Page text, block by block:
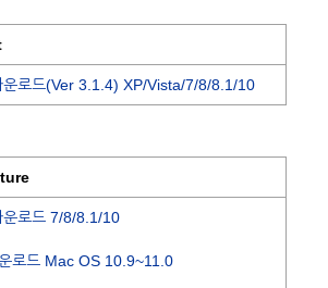
로드(Ver 3.1.4) XP/Vista/7/8/8.1/10
로드 7/8/8.1/10
로드 Mac OS 10.9~11.0